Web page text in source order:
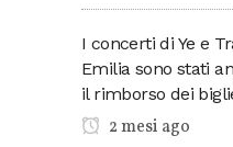
I concerti di Ye e
Emilia sono stati
il rimborso dei
2 mesi ago